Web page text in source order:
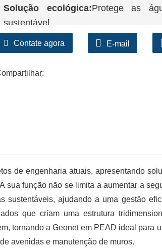
Solução ecológica:Protege as
sustentável.
Contate agora E-mail
de engenharia atuais, apresentando
sua função não se limita a aumentar a
sustentáveis, ajudando a uma gestão
que criam uma estrutura
tornando a Geonet em PEAD ideal para
avenidas e manutenção de muros.